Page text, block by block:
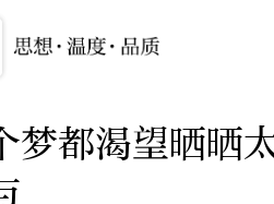
梦都渴望晒晒